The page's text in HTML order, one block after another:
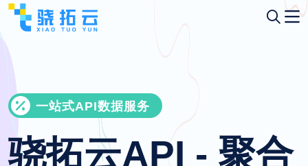
一站式API数据服务
骁拓云API - 聚合